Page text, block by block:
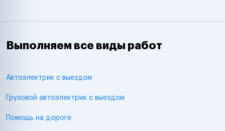
Выполняем все виды работ
Автоэлектрик с выездом
Грузовой автоэлектрик с выездом
Помощь на дороге